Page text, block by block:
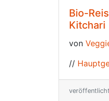
Bio-
Kitchari
von
//